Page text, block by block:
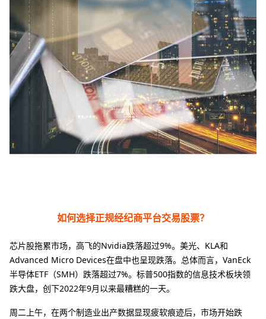
如何选择正规经纪商平台交易股票？
芯片股拖累市场，高飞的Nvidia跌落超过9%。美光、KLA和
Advanced Micro Devices在盘中也呈现跌落。总体而言，VanEck
半导体ETF（SMH）跌落超过7%。标普500指数的信息技术板块领
跌大盘，创下2022年9月以来最糟糕的一天。
周二上午，在两个制造业出产数据显现疲软痕迹后，市场开始跌